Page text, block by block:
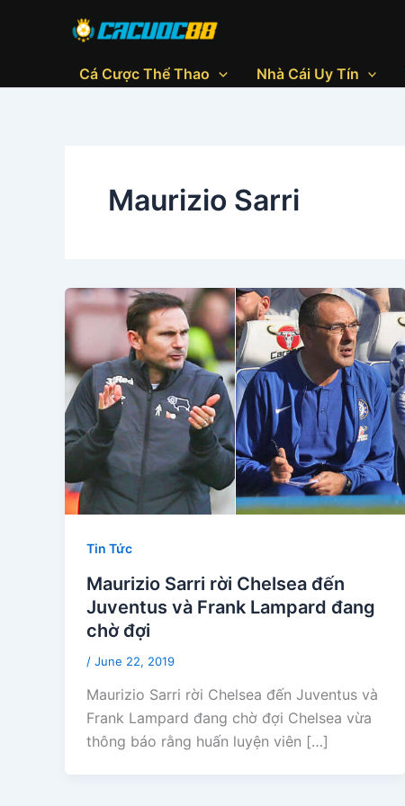
Cá Cược Thể Thao
Nhà Cái Uy Tín
Maurizio Sarri
Tin Tức
Maurizio Sarri rời Chelsea đến
Juventus và Frank Lampard đang
chờ đợi
/ June 22, 2019
Maurizio Sarri rời Chelsea đến Juventus và
Frank Lampard đang chờ đợi Chelsea vừa
thông báo rằng huấn luyện viên […]